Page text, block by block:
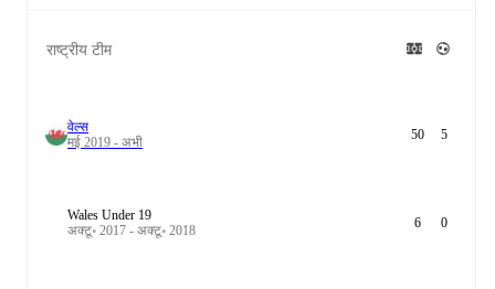
राष्ट्रीय टीम
वेल्स
मई 2019 - अभी
50 5
Wales Under 19
अक्टू॰ 2017 - अक्टू॰ 2018
6 0